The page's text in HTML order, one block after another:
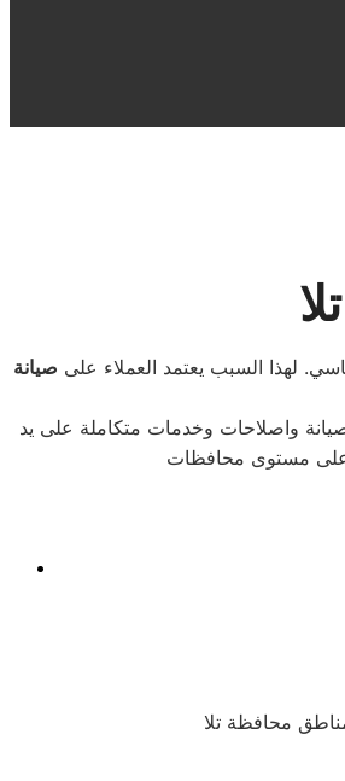
لهذا السبب يعتمد العملاء على صيانة
واصلاحات وخدمات متكاملة على يد
على مستوى محافظات
محافظة تلا